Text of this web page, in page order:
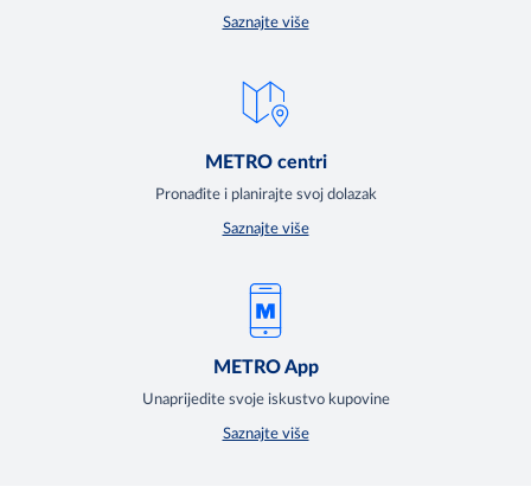
Saznajte više
METRO centri
Pronađite i planirajte svoj dolazak
Saznajte više
METRO App
Unaprijedite svoje iskustvo kupovine
Saznajte više